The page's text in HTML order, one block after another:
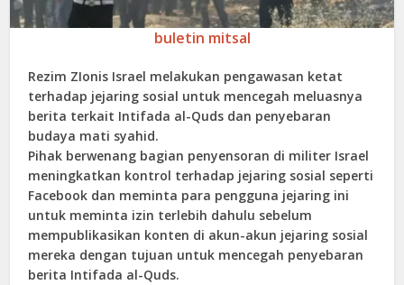
buletin mitsal
Rezim ZIonis Israel melakukan pengawasan ketat
terhadap jejaring sosial untuk mencegah meluasnya
berita terkait Intifada al-Quds dan penyebaran
budaya mati syahid.
Pihak berwenang bagian penyensoran di militer Israel
meningkatkan kontrol terhadap jejaring sosial seperti
Facebook dan meminta para pengguna jejaring ini
untuk meminta izin terlebih dahulu sebelum
mempublikasikan konten di akun-akun jejaring sosial
mereka dengan tujuan untuk mencegah penyebaran
berita Intifada al-Quds.